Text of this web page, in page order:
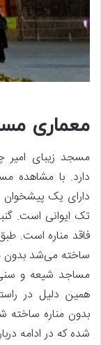
معماری
مسجد زیبای امیر
دارد. با مشاهده
دارای یک
تک ایوانی است.
فاقد مناره است.
ساخته می‌شد بدون
مساجد شیعه و
همین دلیل در
بدون مناره
شده که در ادامه